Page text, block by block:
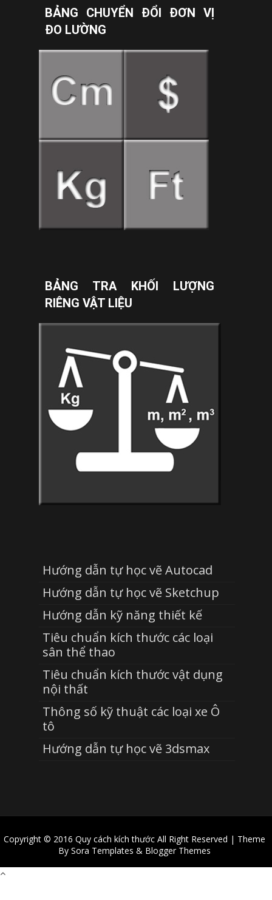
BẢNG CHUYỂN ĐỔI ĐƠN VỊ
ĐO LƯỜNG
BẢNG TRA KHỐI LƯỢNG
RIÊNG VẬT LIỆU
Hướng dẫn tự học vẽ Autocad
Hướng dẫn tự học vẽ Sketchup
Hướng dẫn kỹ năng thiết kế
Tiêu chuẩn kích thước các loại
sân thể thao
Tiêu chuẩn kích thước vật dụng
nội thất
Thông số kỹ thuật các loại xe Ô
tô
Hướng dẫn tự học vẽ 3dsmax
Copyright © 2016 Quy cách kích thướcAll Right Reserved | Theme
By Sora Templates & Blogger Themes